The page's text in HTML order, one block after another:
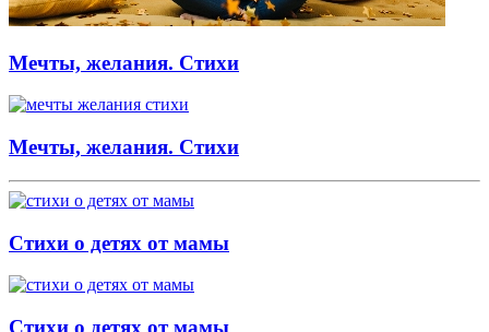
Мечты, желания. Стихи
Мечты, желания. Стихи
Стихи о детях от мамы
Стихи о детях от мамы